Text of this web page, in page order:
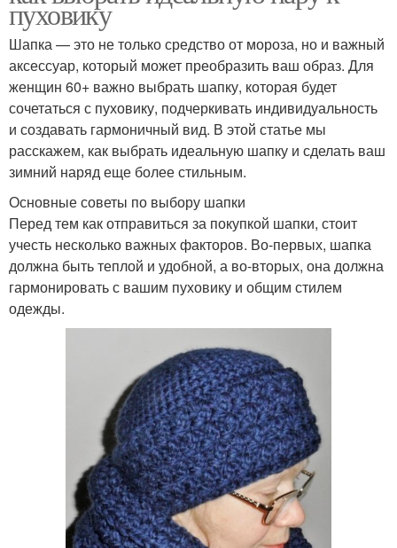
пуховику
Шапка — это не только средство от мороза, но и важный
аксессуар, который может преобразить ваш образ. Для
женщин 60+ важно выбрать шапку, которая будет
сочетаться с пуховику, подчеркивать индивидуальность
и создавать гармоничный вид. В этой статье мы
расскажем, как выбрать идеальную шапку и сделать ваш
зимний наряд еще более стильным.
Основные советы по выбору шапки
Перед тем как отправиться за покупкой шапки, стоит
учесть несколько важных факторов. Во-первых, шапка
должна быть теплой и удобной, а во-вторых, она должна
гармонировать с вашим пуховику и общим стилем
одежды.